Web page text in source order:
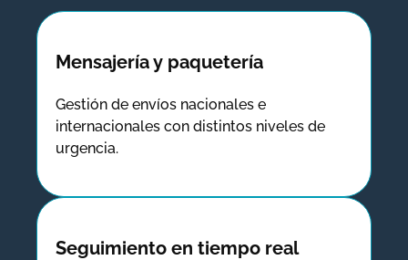
Mensajería y paquetería
Gestión de envíos nacionales e
internacionales con distintos niveles de
urgencia.
Seguimiento en tiempo real